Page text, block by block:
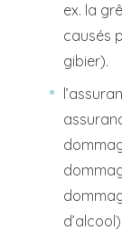
ex. la
causés
gibier).
d’alcool).